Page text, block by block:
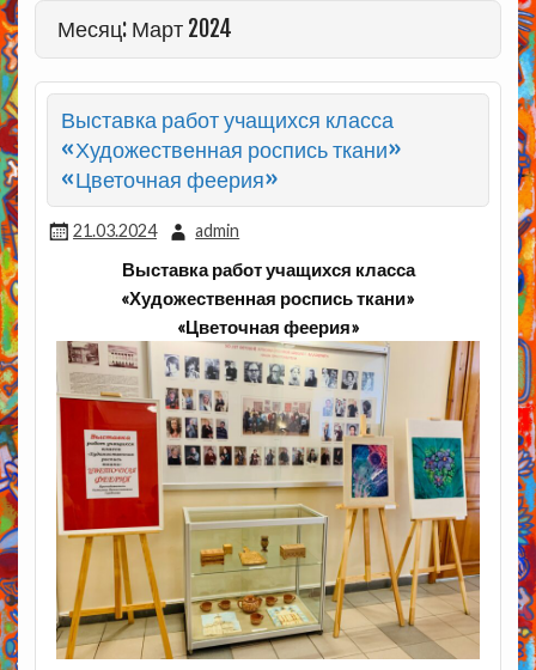
Месяц: Март 2024
Выставка работ учащихся класса
«Художественная роспись ткани»
«Цветочная феерия»
21.03.2024 admin
Выставка работ учащихся класса
«Художественная роспись ткани»
«Цветочная феерия»